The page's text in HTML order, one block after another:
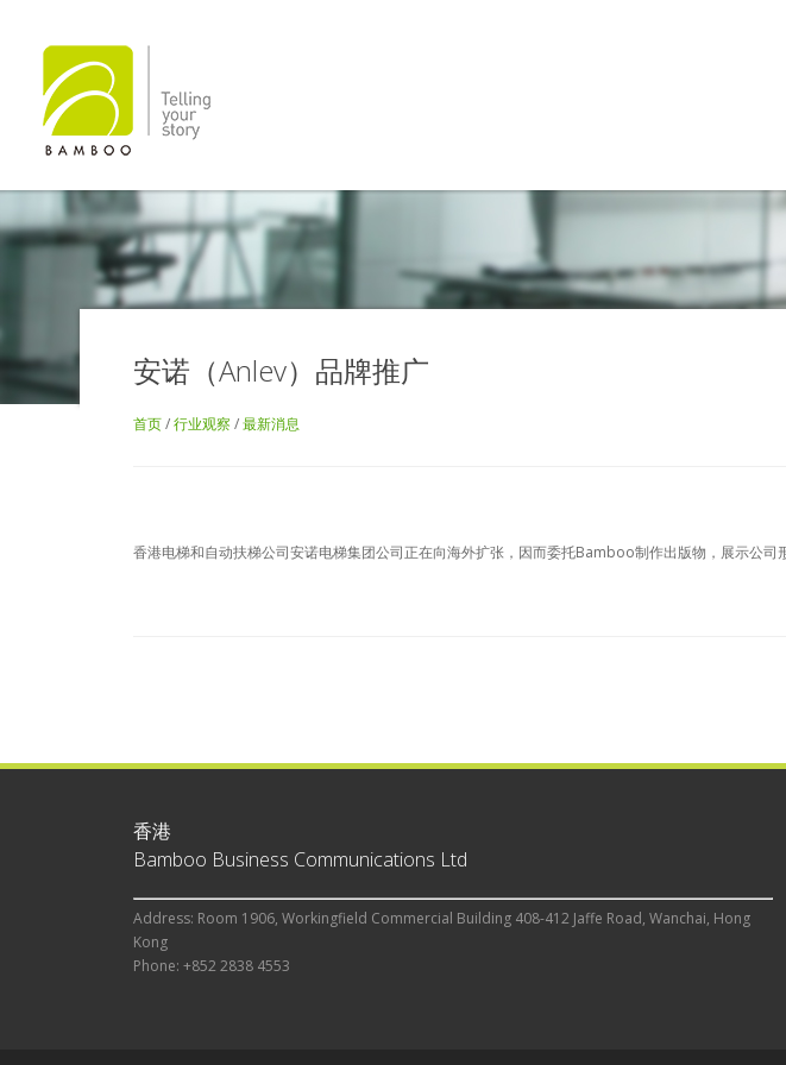
安诺（Anlev）品牌推广
首页/行业观察 /最新消息
香港电梯和自动扶梯公司安诺电梯集团公司正在向海外扩张，因而委托Bamboo制作出版物，展示公司
香港
Bamboo Business Communications Ltd
Address: Room 1906, Workingfield Commercial Building 408-412 Jaffe Road, Wanchai, Hong
Kong
Phone: +852 2838 4553